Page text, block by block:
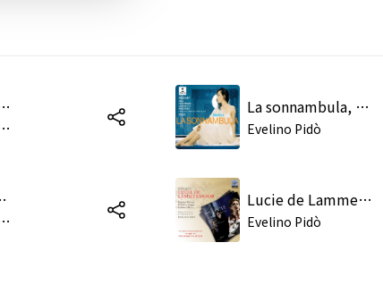
fors' è lui... Follie follie... Sempre libera" (Violetta)
Pidò, Concerto Köln
amiche" (Elena)
Pidò, Concerto Köln
La sonnambula, Act 2: "Qui la selva è più folta ed ombrosa" (Coro)
Evelino Pidò
Lucie de Lammermoor, Act 1: "Couronnez la crête des montagnes" (Gilbert, Chœur)
Evelino Pidò